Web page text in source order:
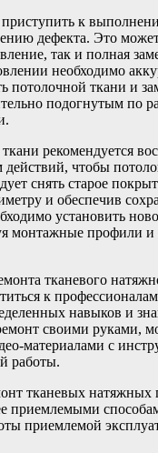
к
дефекта. Это
так и полная
необходимо
потолочной ткани и
подогнутым по
рекомендуется
чтобы
снять старое
и обеспечив
установить
монтажные профили и
тканевого
к
навыков и
своими руками,
материалами с
работы.
тканевых натяжных
приемлемыми
приемлемой